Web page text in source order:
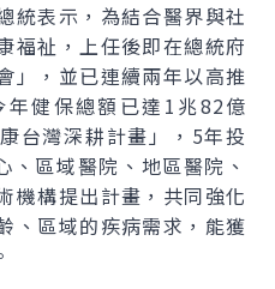
統表示，為結合醫界與社
福祉，上任後即在總統府
」，並已連續兩年以高推
健保總額已達1兆82億
台灣深耕計畫」，5年投
區域醫院、地區醫院、
機構提出計畫，共同強化
、區域的疾病需求，能獲